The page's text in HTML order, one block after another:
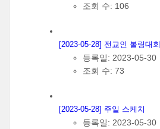
조회 수: 106
[2023-05-28] 전교인 볼링대회
등록일: 2023-05-30
조회 수: 73
[2023-05-28] 주일 스케치
등록일: 2023-05-30